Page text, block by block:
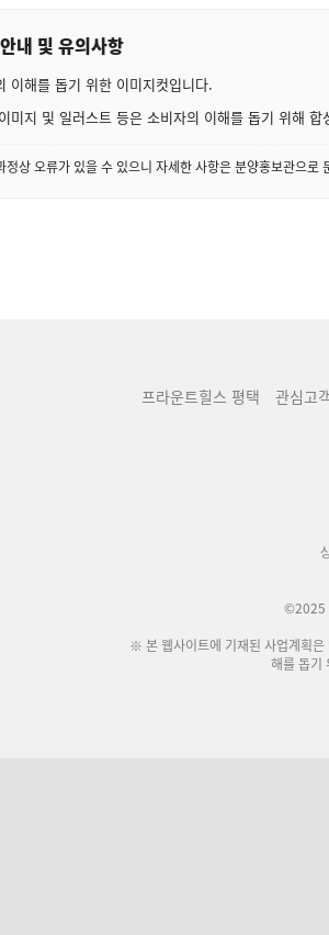
내 및 유의사항
이해를 돕기 위한 이미지컷입니다.
지 및 일러스트 등은 소비자의 이해를 돕기 위해
상 오류가 있을 수 있으니 자세한 사항은 분양홍보관으로
프라운트힐스 평택 관심고
©2025
※ 본 웹사이트에 기재된 사업계획은
해를 돕기